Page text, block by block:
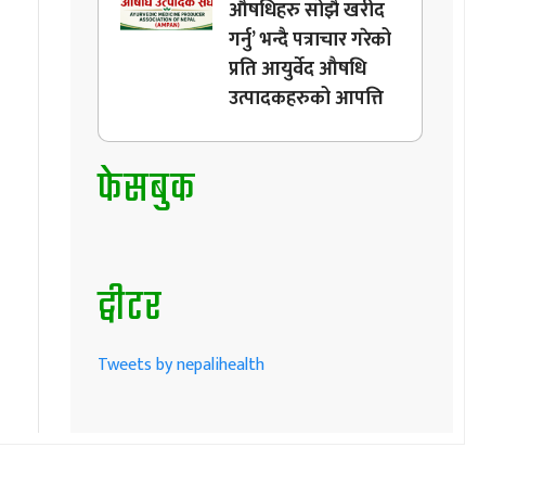
औषधिहरु सोझै खरीद
गर्नु’ भन्दै पत्राचार गरेको
प्रति आयुर्वेद औषधि
उत्पादकहरुको आपत्ति
फेसबुक
ट्वीटर
Tweets by nepalihealth